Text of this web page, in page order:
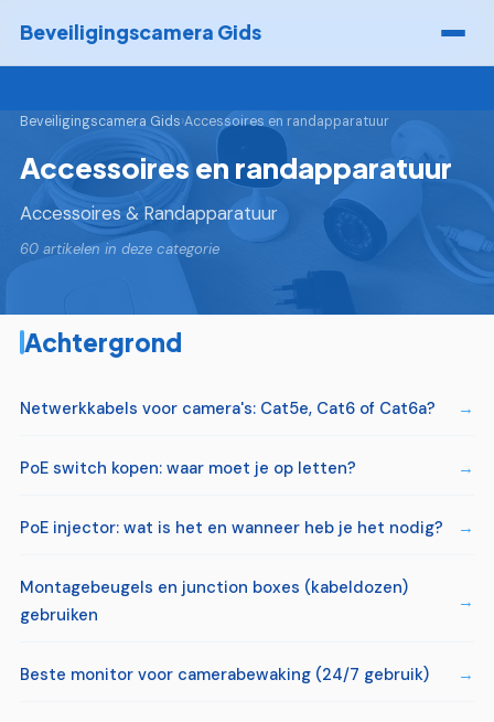
Beveiligingscamera Gids
Beveiligingscamera Gids›Accessoires en randapparatuur
Accessoires en randapparatuur
Accessoires & Randapparatuur
60 artikelen in deze categorie
Achtergrond
Netwerkkabels voor camera's: Cat5e, Cat6 of Cat6a?
PoE switch kopen: waar moet je op letten?
PoE injector: wat is het en wanneer heb je het nodig?
Montagebeugels en junction boxes (kabeldozen)
gebruiken
Beste monitor voor camerabewaking (24/7 gebruik)